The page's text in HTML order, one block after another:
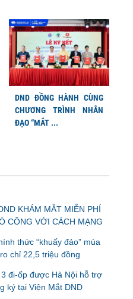
DND ĐỒNG HÀNH CÙNG
CHƯƠNG TRÌNH NHÂN
ĐẠO “MẮT ...
KHÁM MẮT MIỄN PHÍ
CÔNG VỚI CÁCH MẠNG
thức “khuấy đảo” mùa
chỉ 22,5 triệu đồng
đi-ốp được Hà Nội hỗ trợ
ký tại Viện Mắt DND